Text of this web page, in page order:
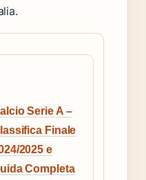
Serie A –
Finale
2025 e
Completa